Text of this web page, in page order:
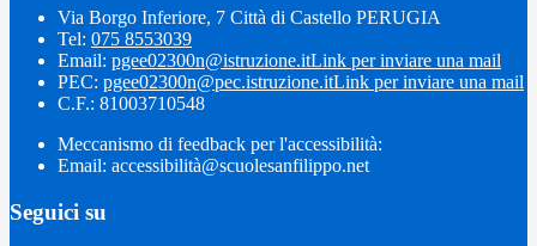
Via Borgo Inferiore, 7 Città di Castello PERUGIA
Tel: 075 8553039
Email: pgee02300n@istruzione.itLink per inviare una mail
PEC: pgee02300n@pec.istruzione.itLink per inviare una mail
C.F.: 81003710548
Meccanismo di feedback per l'accessibilità:
Email: accessibilità@scuolesanfilippo.net
Seguici su